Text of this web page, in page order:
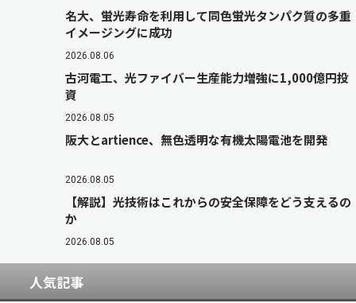
名大、蛍光寿命を利用して同色蛍光タンパク質の多重
イメージングに成功
2026.08.06
古河電工、光ファイバー生産能力増強に1,000億円投
資
2026.08.05
阪大とartience、無色透明な有機太陽電池を開発
2026.08.05
【解説】光技術はこれからの安全保障をどう支えるの
か
2026.08.05
人気記事